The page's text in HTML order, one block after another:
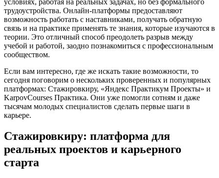
трудоустройства. Онлайн-платформы предоставляют
возможность работать с наставниками, получать обратную
связь и на практике применять те знания, которые изучаются в
теории. Это отличный способ преодолеть разрыв между
учебой и работой, заодно познакомиться с профессиональным
сообществом.
Если вам интересно, где же искать такие возможности, то
сегодня поговорим о нескольких проверенных и популярных
платформах: Стажировкиру, «Яндекс Практикум Проекты» и
KarpovCourses Практика. Они уже помогли сотням и даже
тысячам молодых специалистов сделать первые шаги в
карьере.
Стажировкиру: платформа для
реальных проектов и карьерного
старта